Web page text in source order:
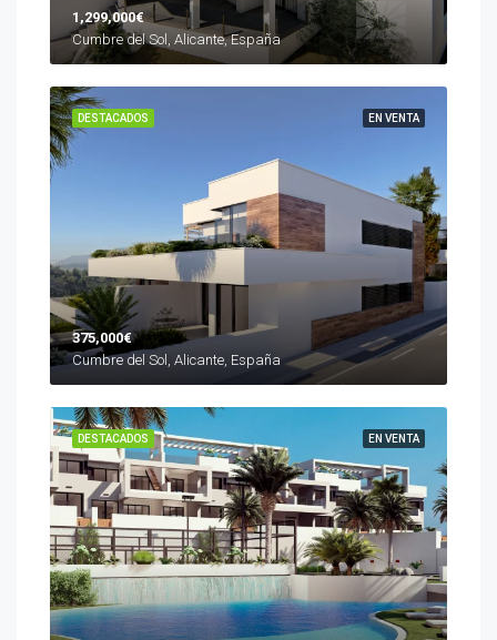
1,299,000€
Cumbre del Sol, Alicante, España
EN VENTA
DESTACADOS
375,000€
Cumbre del Sol, Alicante, España
EN VENTA
DESTACADOS